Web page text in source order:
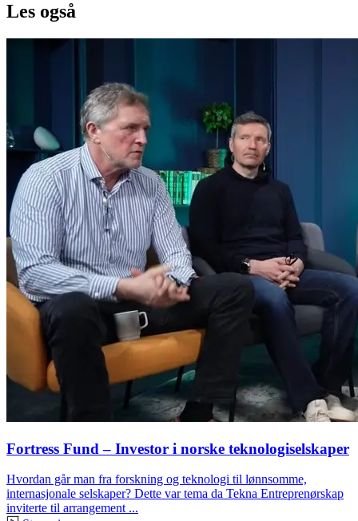
Les også
Fortress Fund – Investor i norske teknologiselskaper
Hvordan går man fra forskning og teknologi til lønnsomme,
internasjonale selskaper? Dette var tema da Tekna Entreprenørskap
inviterte til arrangement ...